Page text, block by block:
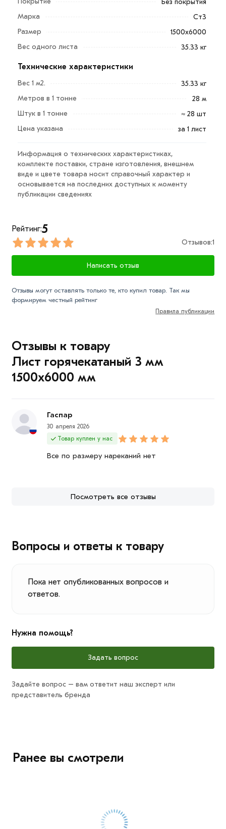
Условия доставки и цена на товар Лист
горячекатаный 3 мм 1500х6000 мм из категорииЛист
стальной горячекатаный
обработают заказ и свяжутся с Вами для
согласования условий доставки или самовывоза.
Данний товар от производителя сертифицирован,
соответствует всем стандартам качества. Возврат
купленного товарa в течение 7 дней (наличие чека
Без покрытия
Марка
Ст3
Размер
1500х6000
Вес одного листа
35.33 кг
Технические характеристики
Вес 1 м2.
35.33 кг
Метров в 1 тонне
28 м
Штук в 1 тонне
≈ 28 шт
Цена указана
за 1 лист
Информация о технических характеристиках,
комплекте поставки, стране изготовления, внешнем
виде и цвете товара носит справочный характер и
основывается на последних доступных к моменту
публикации сведениях
Отзывы к товару
Лист горячекатаный 3 мм
1500х6000 мм
Гаспар
30 апреля 2026
Товар куплен у нас
Все по размеру нареканий нет
Посмотреть все отзывы
Рейтинг:5
Отзывов:1
Написать отзыв
Отзывы могут оставлять только те, кто купил товар. Так мы
формируем честный рейтинг
Правила публикации
Вопросы и ответы к товару
Пока нет опубликованных вопросов и
ответов.
Нужна помощь?
Задать вопрос
Задайте вопрос – вам ответит наш эксперт или
представитель бренда
Ранее вы смотрели